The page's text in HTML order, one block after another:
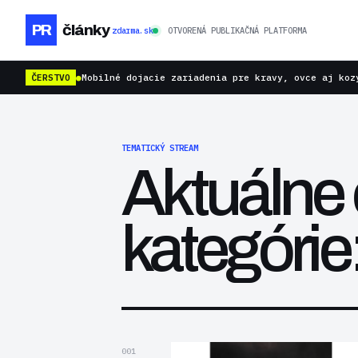
PR články zdarma.sk OTVORENÁ PUBLIKAČNÁ PLATFORMA
ČERSTVO ●Mobilné dojacie zariadenia pre kravy, ovce aj
TEMATICKÝ STREAM
Aktuálne
001